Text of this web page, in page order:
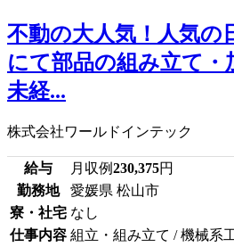
不動の大人気！人気の
にて部品の組み立て・
未経...
株式会社ワールドインテック
給与 月収例230,375円
勤務地
愛媛県 松山市
寮・社宅 なし
仕事内容 組立・組み立て / 機械系